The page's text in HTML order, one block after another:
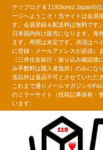
テツブログ & 119Storez
ージへようこそ！当サイトは会員
す。会員登録＆配送料は無料です
日本国内向け販売になります。海
ます。再開は未定です。決済はペ
に登録・メールアドレスが必須）
（三井住友銀行・振り込み確認後
み手数料は購入者負担）のみにな
送以外は返品不可とさせていただき
これまで通りメールマガジンや
のミラーサイト（投稿記事保有・
います。